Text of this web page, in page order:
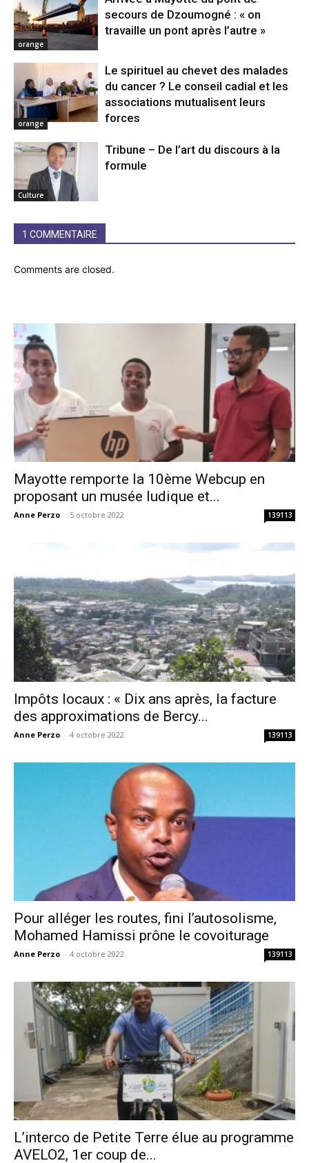
orange
secours de Dzoumogné : « on
travaille un pont après l’autre »
orange
Le spirituel au chevet des malades
du cancer ? Le conseil cadial et les
associations mutualisent leurs
forces
Culture
Tribune – De l’art du discours à la
formule
1 COMMENTAIRE
Comments are closed.
Mayotte remporte la 10ème Webcup en
proposant un musée ludique et...
Anne Perzo - 5 octobre 2022 139113
Impôts locaux : « Dix ans après, la facture
des approximations de Bercy...
Anne Perzo - 4 octobre 2022 139113
Pour alléger les routes, fini l’autosolisme,
Mohamed Hamissi prône le covoiturage
Anne Perzo - 4 octobre 2022 139113
L’interco de Petite Terre élue au programme
AVELO2, 1er coup de...